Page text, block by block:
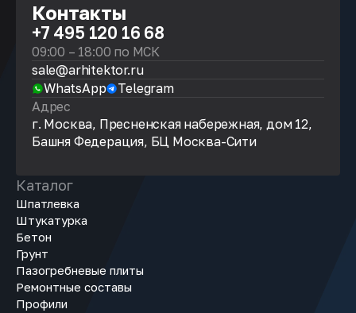
Контакты
+7 495 120 16 68
09:00 – 18:00 по МСК
sale@arhitektor.ru
WhatsApp
Telegram
Адрес
г. Москва, Пресненская набережная, дом 12,
Башня Федерация, БЦ Москва-Сити
Каталог
Шпатлевка
Штукатурка
Бетон
Грунт
Пазогребневые плиты
Ремонтные составы
Профили